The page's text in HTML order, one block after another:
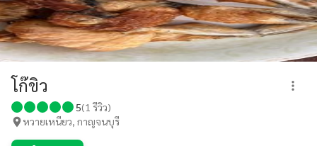
โก๊ขิว
5(1 รีวิว)
หวายเหนียว, กาญจนบุรี